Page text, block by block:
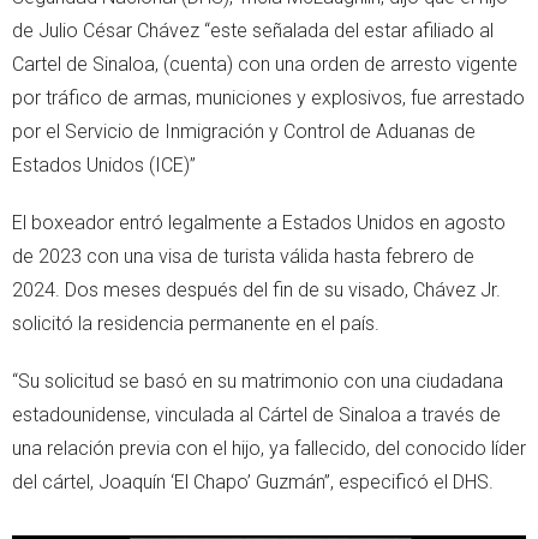
de Julio César Chávez “este señalada del estar afiliado al
Cartel de Sinaloa, (cuenta) con una orden de arresto vigente
por tráfico de armas, municiones y explosivos, fue arrestado
por el Servicio de Inmigración y Control de Aduanas de
Estados Unidos (ICE)”
El boxeador entró legalmente a Estados Unidos en agosto
de 2023 con una visa de turista válida hasta febrero de
2024. Dos meses después del fin de su visado, Chávez Jr.
solicitó la residencia permanente en el país.
“Su solicitud se basó en su matrimonio con una ciudadana
estadounidense, vinculada al Cártel de Sinaloa a través de
una relación previa con el hijo, ya fallecido, del conocido líder
del cártel, Joaquín ‘El Chapo’ Guzmán”, especificó el DHS.